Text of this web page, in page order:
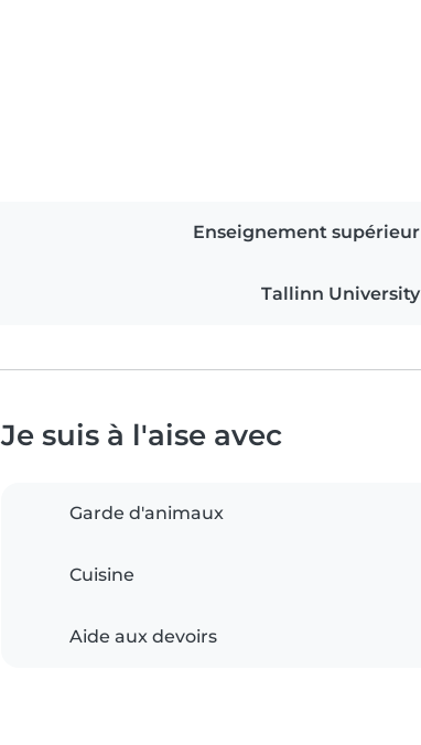
Enseignement supérieur
Tallinn University
Je suis à l'aise avec
Garde d'animaux
Cuisine
Aide aux devoirs